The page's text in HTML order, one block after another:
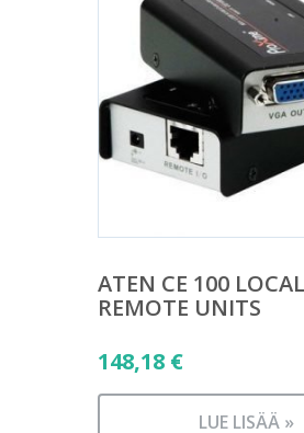
ATEN CE 100
REMOTE UNITS
148,18 €
LUE LISÄÄ »